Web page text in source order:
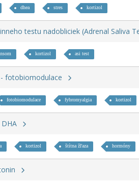
dhea stres kortizol
testu nadobliciek (Adrenal Saliva
kortizol asi test
fotobiomodulace
fotobiomodulace fybromyalgia kortizol
kortizol štítna žľaza hormóny